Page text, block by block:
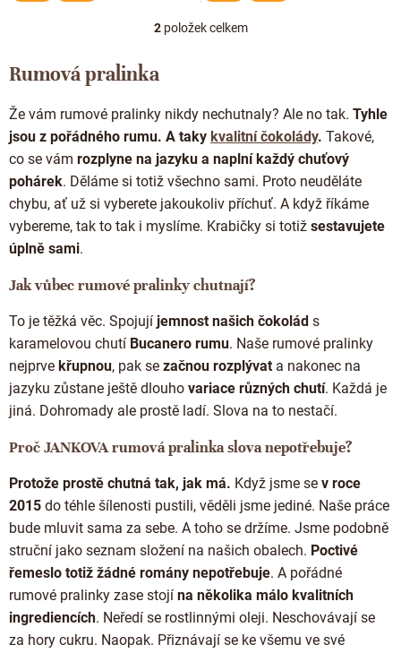
O
a
c
í
r
v
k
ý
p
s
u
2položek celkem
Rumová pralinka
Že vám rumové pralinky nikdy nechutnaly? Ale no tak. Tyhle
jsou z pořádného rumu. A taky kvalitní čokolády. Takové,
co se vám rozplyne na jazyku a naplní každý chuťový
pohárek. Děláme si totiž všechno sami. Proto neuděláte
chybu, ať už si vyberete jakoukoliv příchuť. A když říkáme
vybereme, tak to tak i myslíme. Krabičky si totiž sestavujete
úplně sami.
Jak vůbec rumové pralinky chutnají?
To je těžká věc. Spojují jemnost našich čokolád s
karamelovou chutí Bucanero rumu. Naše rumové pralinky
nejprve křupnou, pak se začnou rozplývat a nakonec na
jazyku zůstane ještě dlouho variace různých chutí. Každá je
jiná. Dohromady ale prostě ladí. Slova na to nestačí.
Proč JANKOVA rumová pralinka slova nepotřebuje?
Protože prostě chutná tak, jak má. Když jsme se v roce
2015 do téhle šílenosti pustili, věděli jsme jediné. Naše práce
bude mluvit sama za sebe. A toho se držíme. Jsme podobně
struční jako seznam složení na našich obalech. Poctivé
řemeslo totiž žádné romány nepotřebuje. A pořádné
rumové pralinky zase stojí na několika málo kvalitních
ingrediencích. Neředí se rostlinnými oleji. Neschovávají se
za hory cukru. Naopak. Přiznávají se ke všemu ve své